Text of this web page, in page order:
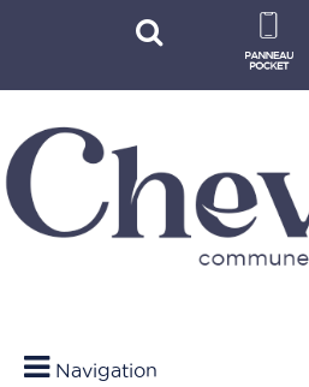
Navigation